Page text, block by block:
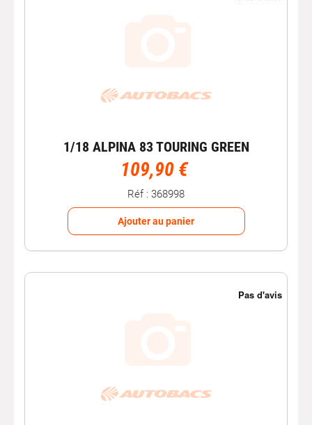
1/18 ALPINA 83 TOURING GREEN
109,90 €
Réf : 368998
Ajouter au panier